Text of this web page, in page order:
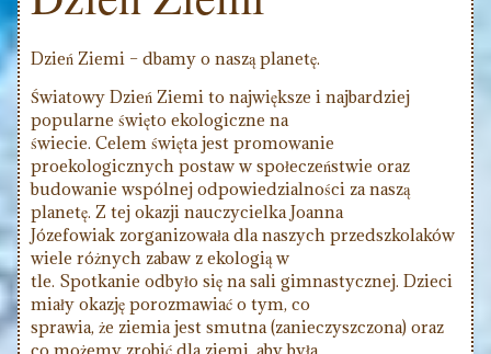
Dzień Ziemi – dbamy o naszą planetę.
Światowy Dzień Ziemi to największe i najbardziej
popularne święto ekologiczne na
świecie. Celem święta jest promowanie
proekologicznych postaw w społeczeństwie oraz
budowanie wspólnej odpowiedzialności za naszą
planetę. Z tej okazji nauczycielka Joanna
Józefowiak zorganizowała dla naszych przedszkolaków
wiele różnych zabaw z ekologią w
tle. Spotkanie odbyło się na sali gimnastycznej. Dzieci
miały okazję porozmawiać o tym, co
sprawia, że ziemia jest smutna (zanieczyszczona) oraz